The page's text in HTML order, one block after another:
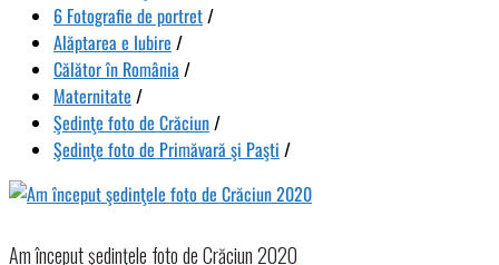
6 Fotografie de portret/
Alăptarea e Iubire /
Călător în România /
Maternitate /
Şedinţe foto de Crăciun/
Şedinţe foto de Primăvară şi Paşti /
Am început şedinţele foto de Crăciun 2020